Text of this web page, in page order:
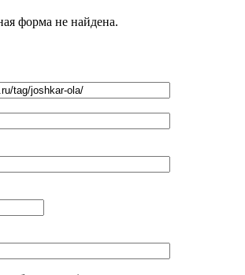
форма не найдена.